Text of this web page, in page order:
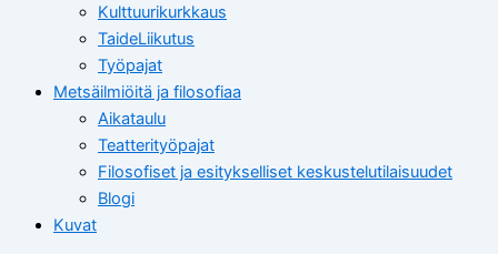
Kulttuurikurkkaus
TaideLiikutus
Työpajat
Metsäilmiöitä ja filosofiaa
Aikataulu
Teatterityöpajat
Filosofiset ja esitykselliset keskustelutilaisuudet
Blogi
Kuvat